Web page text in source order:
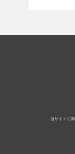
当サイトに